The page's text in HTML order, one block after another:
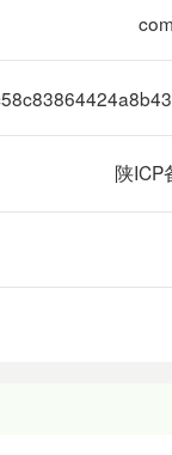
陕ICP